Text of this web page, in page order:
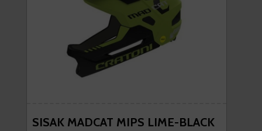
SISAK MADCAT MIPS LIME-BLACK